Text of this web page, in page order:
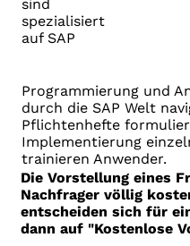
sind
spezialisiert
auf SAP
Programmierung und
durch die SAP Welt
Pflichtenhefte
Implementierung
trainieren Anwender.
Die Vorstellung eines
Nachfrager völlig
entscheiden sich für
dann auf "Kostenlose